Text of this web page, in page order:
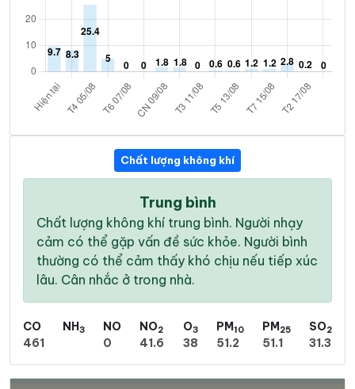
Chất lượng không khí
Trung bình
Chất lượng không khí trung bình. Người nhạy
cảm có thể gặp vấn đề sức khỏe. Người bình
thường có thể cảm thấy khó chịu nếu tiếp xúc
lâu. Cân nhắc ở trong nhà.
CO
461
NH3
NO
0
NO2
41.6
O3
38
PM10
51.2
PM25
51.1
SO2
31.3